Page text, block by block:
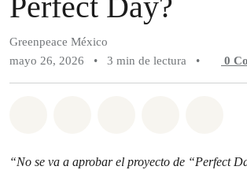
Greenpeace México
mayo 26, 2026
• 3 min de lectura • 0
“No se va a aprobar el proyecto de “Perfect